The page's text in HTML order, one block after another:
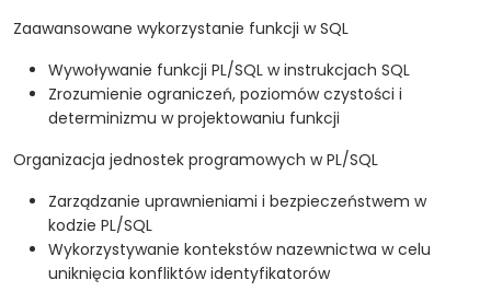
Zaawansowane wykorzystanie funkcji w SQL
Wywoływanie funkcji PL/SQL w instrukcjach SQL
Zrozumienie ograniczeń, poziomów czystości i
determinizmu w projektowaniu funkcji
Organizacja jednostek programowych w PL/SQL
Zarządzanie uprawnieniami i bezpieczeństwem w
kodzie PL/SQL
Wykorzystywanie kontekstów nazewnictwa w celu
uniknięcia konfliktów identyfikatorów